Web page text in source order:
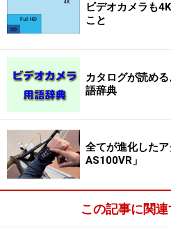
Amazonで
小型／軽量で高画質の
デオカメラ
■パナソニック V600M/V700M
「愛情サイズ」がポイントの
れるのが特徴。表情だけでな
ビデオカメラも
こと
カタログが読め
語辞典
全てが進化した
AS100VR」
この記事に関